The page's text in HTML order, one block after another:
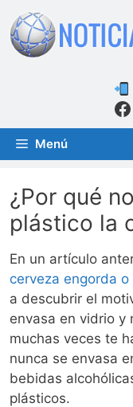
Saltar
contenido
Menú
¿Por qué
plástico la
En un artículo
cerveza engorda o
a descubrir el
envasa en vidrio y
muchas veces te
nunca se envasa
bebidas
plásticos.